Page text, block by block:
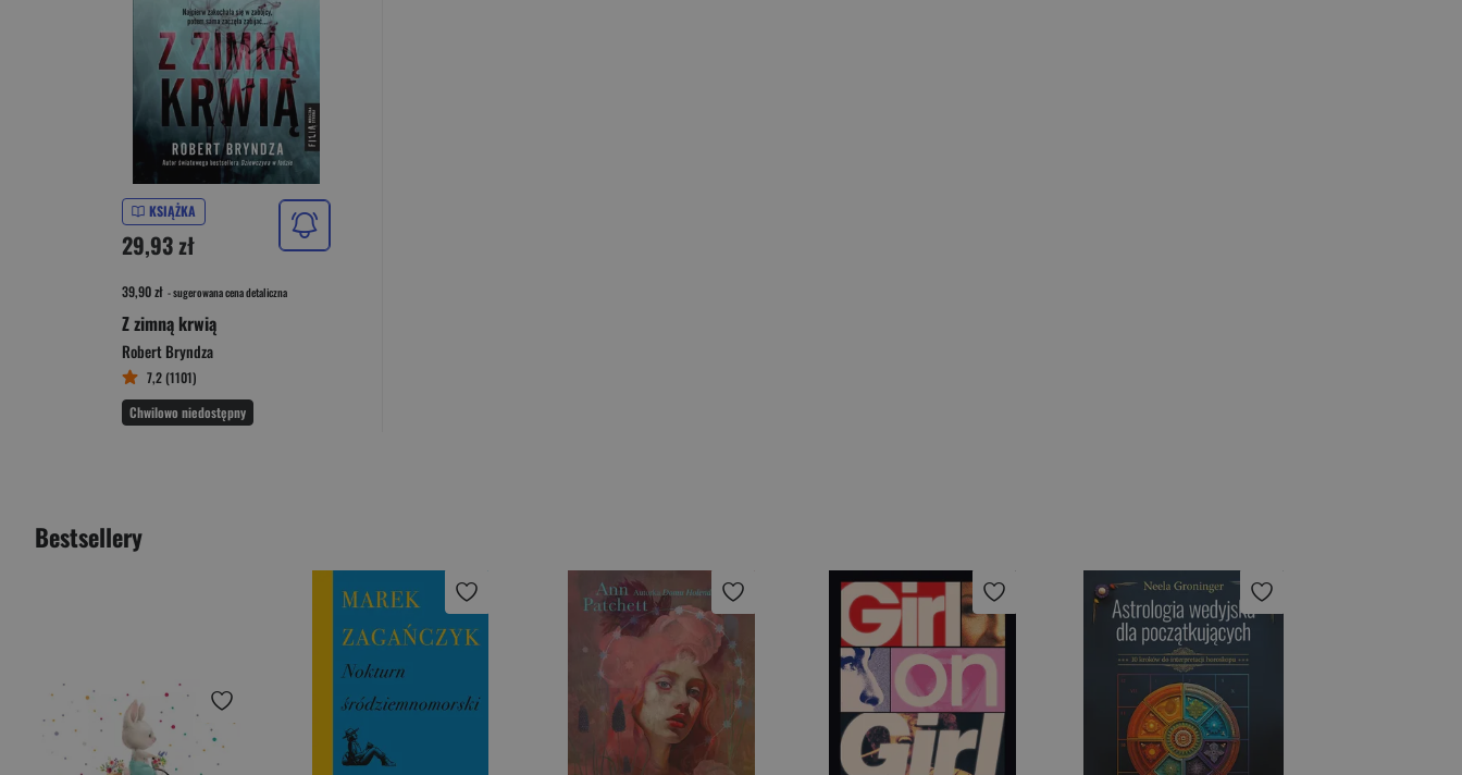
KSIĄŻKA
29,93 zł
39,90 zł - sugerowana cena detaliczna
Z zimną krwią
Robert Bryndza
7,2 (1101)
Chwilowo niedostępny
Bestsellery